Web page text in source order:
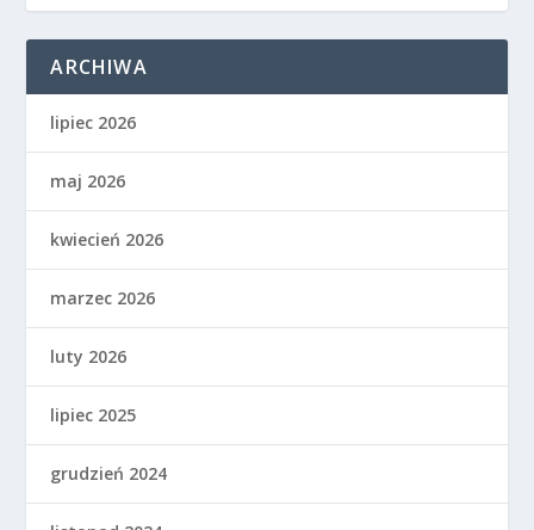
ARCHIWA
lipiec 2026
maj 2026
kwiecień 2026
marzec 2026
luty 2026
lipiec 2025
grudzień 2024